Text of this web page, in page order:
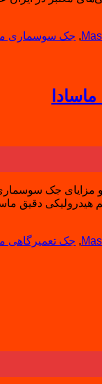
, جک سوسماری
, جک تعمیرگاهی